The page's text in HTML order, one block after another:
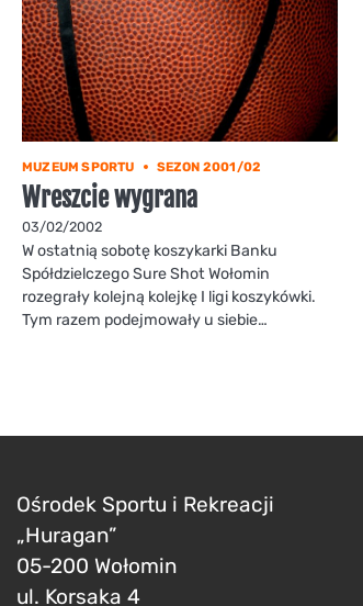
MUZEUM SPORTU SEZON 2001/02
Wreszcie wygrana
03/02/2002
W ostatnią sobotę koszykarki Banku
Spółdzielczego Sure Shot Wołomin
rozegrały kolejną kolejkę I ligi koszykówki.
Tym razem podejmowały u siebie…
Ośrodek Sportu i Rekreacji
„Huragan”
05-200 Wołomin
ul. Korsaka 4